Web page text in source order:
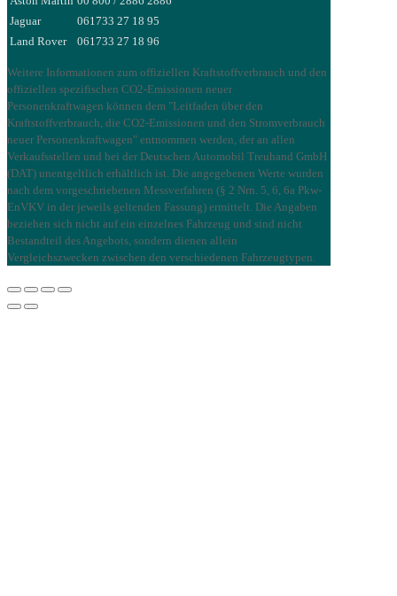
Jaguar
061733 27 18 95
Land Rover
061733 27 18 96
Weitere Informationen zum offiziellen Kraftstoffverbrauch und den
offiziellen spezifischen CO2-Emissionen neuer
Personenkraftwagen können dem "Leitfaden über den
Kraftstoffverbrauch, die CO2-Emissionen und den Stromverbrauch
neuer Personenkraftwagen" entnommen werden, der an allen
Verkaufsstellen und bei der Deutschen Automobil Treuhand GmbH
(DAT) unentgeltlich erhältlich ist. Die angegebenen Werte wurden
nach dem vorgeschriebenen Messverfahren (§ 2 Nrn. 5, 6, 6a Pkw-
EnVKV in der jeweils geltenden Fassung) ermittelt. Die Angaben
beziehen sich nicht auf ein einzelnes Fahrzeug und sind nicht
Bestandteil des Angebots, sondern dienen allein
Vergleichszwecken zwischen den verschiedenen Fahrzeugtypen.